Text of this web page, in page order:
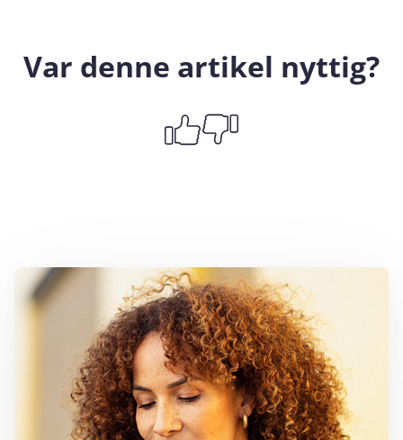
Var denne artikel nyttig?